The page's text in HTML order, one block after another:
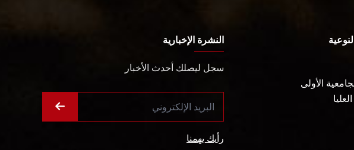
الأولى
النشرة الإخبارية
سجل ليصلك أحدث الأخبار
رأيك يهمنا